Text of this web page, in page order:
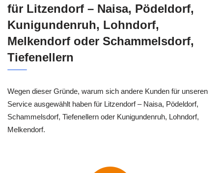
für Litzendorf – Naisa, Pödeldorf,
Kunigundenruh, Lohndorf,
Melkendorf oder Schammelsdorf,
Tiefenellern
Wegen dieser Gründe, warum sich andere Kunden für unseren
Service ausgewählt haben für Litzendorf – Naisa, Pödeldorf,
Schammelsdorf, Tiefenellern oder Kunigundenruh, Lohndorf,
Melkendorf.